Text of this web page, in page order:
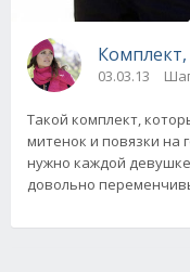
03.03.13
Такой комплект,
митенок и повязки на
нужно каждой
довольно